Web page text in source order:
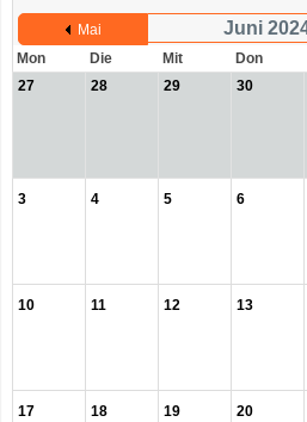
Mai Juni
Mon
Die Mit Don
27
28 29 30
3 4 5 6
10 11 12 13
17 18 19 20